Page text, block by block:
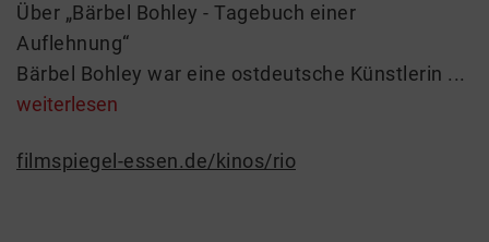
Über „Bärbel Bohley - Tagebuch einer
Auflehnung“
Bärbel Bohley war eine ostdeutsche Künstlerin ...
weiterlesen
filmspiegel-essen.de/kinos/rio